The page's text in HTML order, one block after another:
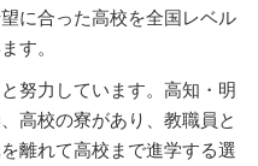
に合った高校を全国レベル
す。
努力しています。高知・明
高校の寮があり、教職員と
離れて高校まで進学する選